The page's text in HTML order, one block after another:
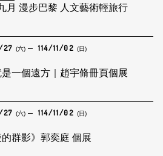
月 漫步巴黎 人文藝術輕旅行
27 (六) 114/11/02 (日)
一個遠方｜趙宇脩冊頁個展
27 (六) 114/11/02 (日)
的群影》郭奕庭 個展